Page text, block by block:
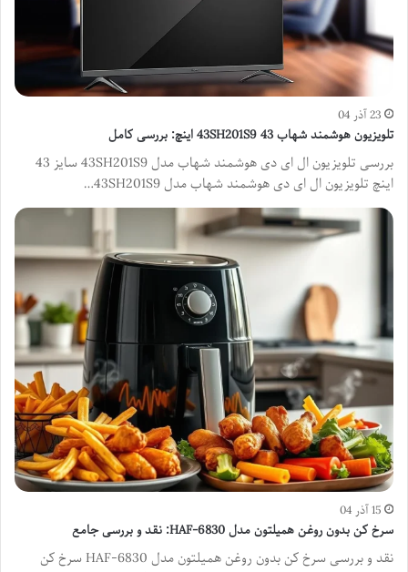
23 آذر 04
تلویزیون هوشمند شهاب 43SH201S9 43 اینچ: بررسی کامل
بررسی تلویزیون ال ای دی هوشمند شهاب مدل 43SH201S9 سایز 43
اینچ تلویزیون ال ای دی هوشمند شهاب مدل 43SH201S9…
15 آذر 04
سرخ کن بدون روغن همیلتون مدل HAF-6830: نقد و بررسی جامع
نقد و بررسی سرخ کن بدون روغن همیلتون مدل HAF-6830 سرخ کن